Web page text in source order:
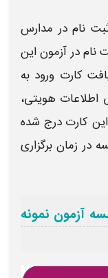
نام در مدارس
نامدر آزمون این
کارت ورود به
اطلاعات هویتی،
این کارت درج شده
در زمان برگزاری
آزمون نمونه